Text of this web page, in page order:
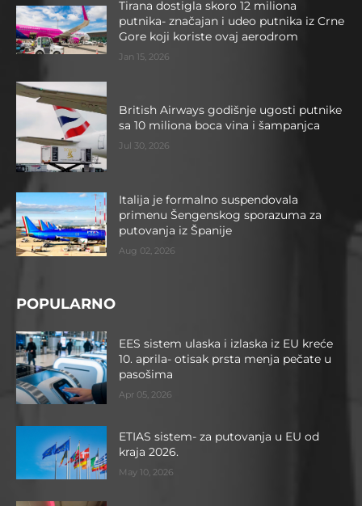
Tirana dostigla skoro 12 miliona
putnika- značajan i udeo putnika iz Crne
Gore koji koriste ovaj aerodrom
Jan 15, 2026
British Airways godišnje ugosti putnike
sa 10 miliona boca vina i šampanjca
Jul 30, 2026
Italija je formalno suspendovala
primenu Šengenskog sporazuma za
putovanja iz Španije
Aug 02, 2026
POPULARNO
EES sistem ulaska i izlaska iz EU kreće
10. aprila- otisak prsta menja pečate u
pasošima
Apr 05, 2026
ETIAS sistem- za putovanja u EU od
kraja 2026.
May 10, 2026